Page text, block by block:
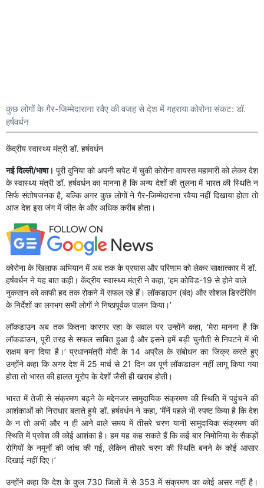
कुछ लोगों के गैर-जिम्मेदाराना रवैए की वजह से देश में गहराया कोरोना संकट: डॉ.
हर्षवर्धन
केंद्रीय स्वास्थ्य मंत्री डॉ. हर्षवर्धन
नई दिल्ली/भाषा। पूरी दुनिया को अपनी चपेट में चुकी कोरोना वायरस महामारी को लेकर देश
के स्वास्थ्य मंत्री डॉ. हर्षवर्धन का मानना है कि अन्य देशों की तुलना में भारत की स्थिति न
सिर्फ संतोषजनक है, बल्कि अगर कुछ लोगों ने गैर-जिम्मेदाराना रवैया नहीं दिखाया होता तो
आज देश इस जंग में जीत के और अधिक करीब होता।
कोरोना के खिलाफ अभियान में अब तक के प्रयास और परिणाम को लेकर साक्षात्कार में डॉ.
हर्षवर्धन ने यह बात कही। केंद्रीय स्वास्थ्य मंत्री ने कहा, ‘हम कोविड-19 से होने वाले
नुकसान को काफी हद तक रोकने में सफल रहे हैं। लॉकडाउन (बंद) और सोशल डिस्टेंसिंग
के निर्देशों का लगभग सभी लोगों ने निष्ठापूर्वक पालन किया।’
लॉकडाउन अब तक कितना कारगर रहा के सवाल पर उन्होंने कहा, ‘मेरा मानना है कि
लॉकडाउन, पूरी तरह से सफल साबित हुआ है और इसने हमें बड़ी चुनौती से निपटने में भी
सक्षम बना दिया है।’ प्रधानमंत्री मोदी के 14 अप्रैल के संबोधन का जिक्र करते हुए
उन्होंने कहा कि अगर देश में 25 मार्च से 21 दिन का पूर्ण लॉकडाउन नहीं लागू किया गया
होता तो भारत की हालत यूरोप के देशों जैसी ही खराब होती।
भारत में तेजी से संक्रमण बढ़ने के मद्देनजर सामुदायिक संक्रमण की स्थिति में पहुंचने की
आशंकाओं को निराधार बताते हुये डॉ. हर्षवर्धन ने कहा, ‘मैंनें पहले भी स्पष्ट किया है कि देश
के न तो अभी और न ही आने वाले समय में तीसरे चरण यानी सामुदायिक संक्रमण की
स्थिति में प्रवेश की कोई आशंका है। हम यह कह सकते हैं कि कई बार निमोनिया के सैकड़ों
रोगियों के नमूनों की जांच की गई, लेकिन तीसरे चरण की स्थिति बनने के कोई आसार
दिखाई नहीं दिए।’
उन्होंने कहा कि देश के कुल 730 जिलों में से 353 में संक्रमण का कोई असर नहीं है।